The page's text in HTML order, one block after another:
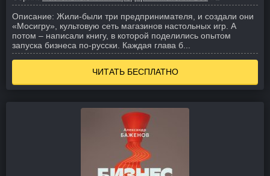
Описание: Жили-были три предпринимателя, и создали они
«Мосигру», культовую сеть магазинов настольных игр. А
потом – написали книгу, в которой поделились опытом
запуска бизнеса по-русски. Каждая глава б...
ЧИТАТЬ БЕСПЛАТНО